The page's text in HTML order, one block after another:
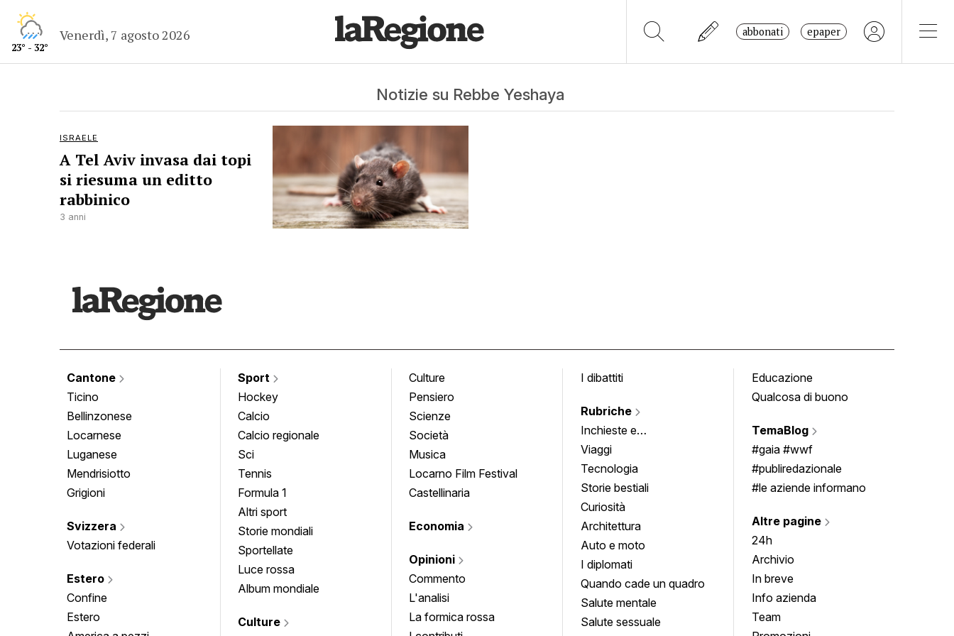
23° - 32°
Venerdì, 7 agosto 2026 abbonati epaper
Notizie su Rebbe Yeshaya
ISRAELE
A Tel Aviv invasa dai topi
si riesuma un editto
rabbinico
3 anni
Cantone
Ticino
Bellinzonese
Locarnese
Luganese
Mendrisiotto
Grigioni
Svizzera
Votazioni federali
Estero
Confine
Estero
Sport
Hockey
Calcio
Calcio regionale
Sci
Tennis
Formula 1
Altri sport
Storie mondiali
Sportellate
Luce rossa
Album mondiale
Culture
Culture
Pensiero
Scienze
Società
Musica
Locarno Film Festival
Castellinaria
Economia
Opinioni
Commento
L'analisi
La formica rossa
I dibattiti
Rubriche
Inchieste e
approfondimenti
Viaggi
Tecnologia
Storie bestiali
Curiosità
Architettura
Auto e moto
I diplomati
Quando cade un quadro
Salute mentale
Salute sessuale
Educazione
Qualcosa di buono
TemaBlog
#gaia #wwf
#publiredazionale
#le aziende informano
Altre pagine
24h
Archivio
In breve
Info azienda
Team